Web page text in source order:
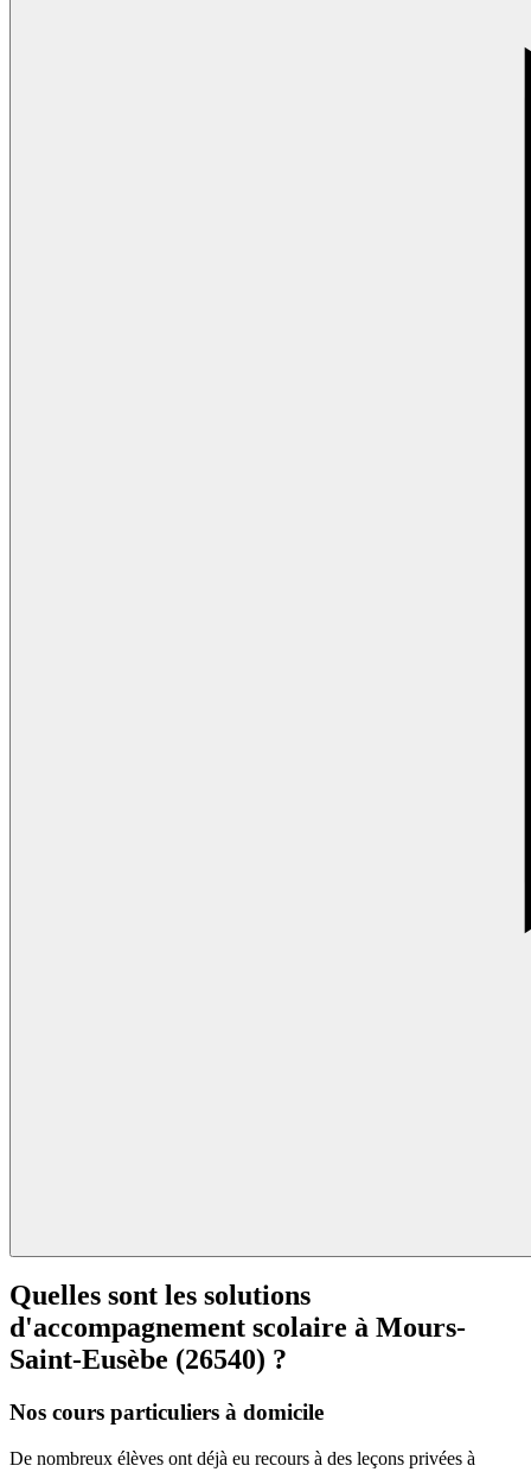
Quelles sont les solutions
d'accompagnement scolaire à Mours-
Saint-Eusèbe (26540) ?
Nos cours particuliers à domicile
De nombreux élèves ont déjà eu recours à des leçons privées à